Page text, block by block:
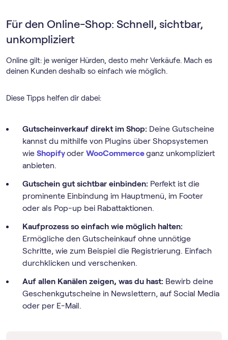
Für den Online-Shop: Schnell, sichtbar,
unkompliziert
Online gilt: je weniger Hürden, desto mehr Verkäufe. Mach es
deinen Kunden deshalb so einfach wie möglich.
Diese Tipps helfen dir dabei:
Gutscheinverkauf direkt im Shop: Deine Gutscheine
kannst du mithilfe von Plugins über Shopsystemen
wie Shopifyoder WooCommerceganz unkompliziert
anbieten.
Gutschein gut sichtbar einbinden: Perfekt ist die
prominente Einbindung im Hauptmenü, im Footer
oder als Pop-up bei Rabattaktionen.
Kaufprozess so einfach wie möglich halten:
Ermögliche den Gutscheinkauf ohne unnötige
Schritte, wie zum Beispiel die Registrierung. Einfach
durchklicken und verschenken.
Auf allen Kanälen zeigen, was du hast: Bewirb deine
Geschenkgutscheine in Newslettern, auf Social Media
oder per E-Mail.